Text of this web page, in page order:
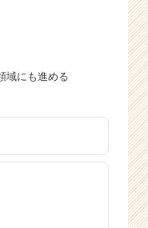
域にも進める